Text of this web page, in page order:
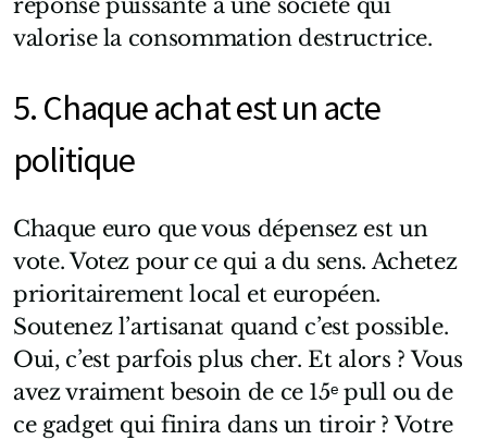
réponse puissante à une société qui
valorise la consommation destructrice.
5. Chaque achat est un acte
politique
Chaque euro que vous dépensez est un
vote. Votez pour ce qui a du sens. Achetez
prioritairement local et européen.
Soutenez l’artisanat quand c’est possible.
Oui, c’est parfois plus cher. Et alors ? Vous
avez vraiment besoin de ce 15ᵉ pull ou de
ce gadget qui finira dans un tiroir ? Votre